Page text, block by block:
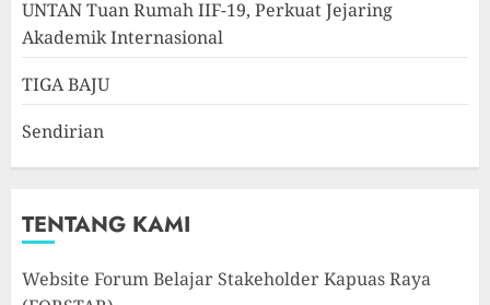
UNTAN Tuan Rumah IIF-19, Perkuat Jejaring
Akademik Internasional
TIGA BAJU
Sendirian
TENTANG KAMI
Website Forum Belajar Stakeholder Kapuas Raya